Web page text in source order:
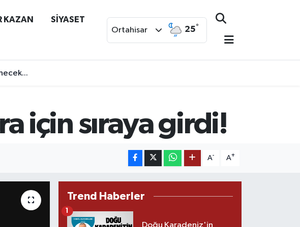
KAZAN SİYASET
Ortahisar 25°
için sıraya girdi!
A- A+
Trend Haberler
Doğu Karadeniz'in
1